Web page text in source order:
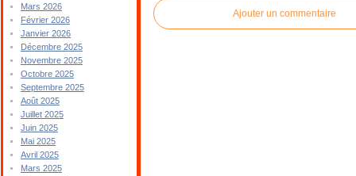
Mars 2026
Février 2026
Janvier 2026
Décembre 2025
Novembre 2025
Octobre 2025
Septembre 2025
Août 2025
Juillet 2025
Juin 2025
Mai 2025
Avril 2025
Mars 2025
Ajouter un commentaire